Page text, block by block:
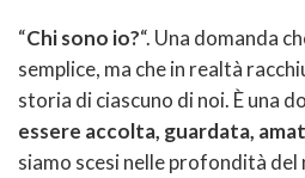
“Chi sono io?“. Una domanda
semplice, ma che in realtà
storia di ciascuno di noi. È una
essere accolta, guardata,
siamo scesi nelle profondità